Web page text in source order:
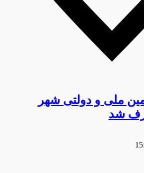
زمین ملی و دولتی شهر
شد